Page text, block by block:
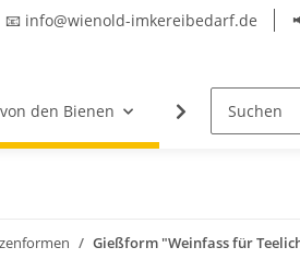
📧 info@wienold-imkereibedarf.de
den Bienen Hersteller
Gießform "Weinfass für